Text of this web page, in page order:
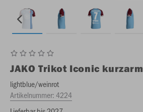
JAKO Trikot Iconic kurzarm
lightblue/weinrot
Artikelnummer:4224